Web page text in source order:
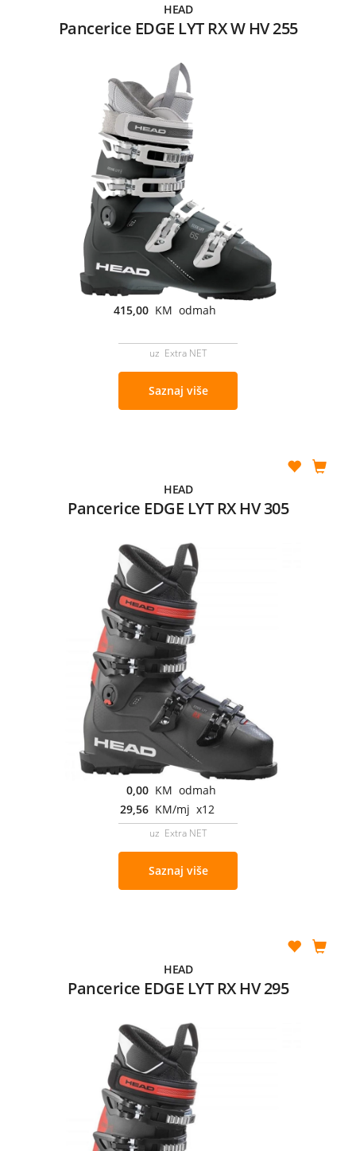
HEAD
Pancerice EDGE LYT RX W HV 255
415,00 KM odmah
uz Extra NET
Saznaj više
HEAD
Pancerice EDGE LYT RX HV 305
0,00 KM odmah
29,56 KM/mj x12
uz Extra NET
Saznaj više
HEAD
Pancerice EDGE LYT RX HV 295